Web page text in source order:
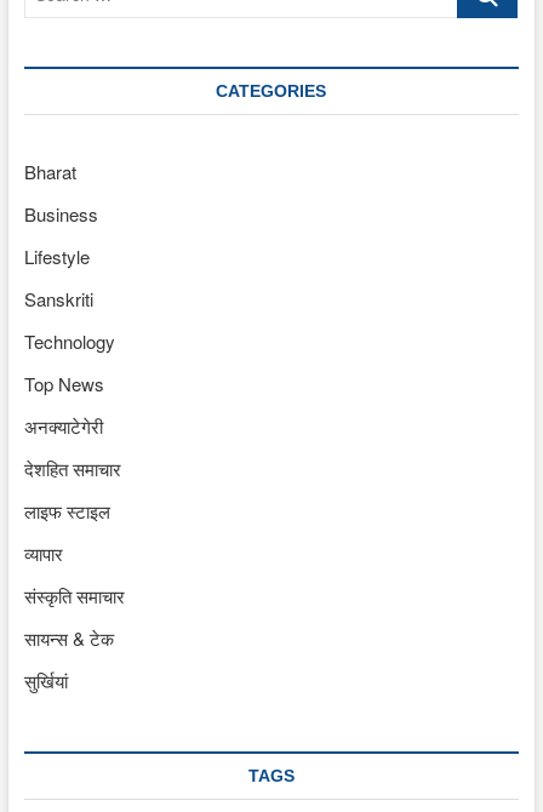
CATEGORIES
Bharat
Business
Lifestyle
Sanskriti
Technology
Top News
अनक्याटेगेरी
देशहित समाचार
लाइफ स्टाइल
व्यापार
संस्कृति समाचार
सायन्स & टेक
सुर्खियां
TAGS